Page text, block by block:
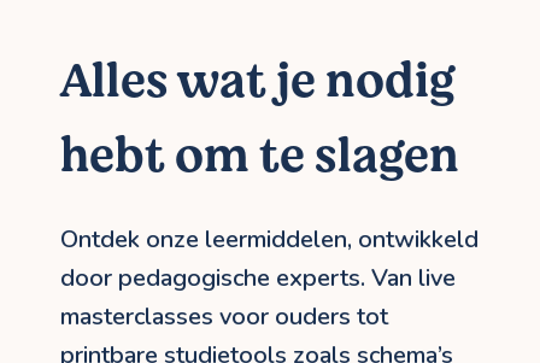
Alles wat je nodig
hebt om te slagen
Ontdek onze leermiddelen, ontwikkeld
door pedagogische experts. Van live
masterclasses voor ouders tot
printbare studietools zoals schema’s